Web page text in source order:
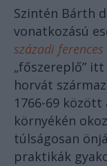
Szintén Bárth
vonatkozású
századi
„főszereplő”
horvát
1766-69 között
környékén
túlságosan
praktikák